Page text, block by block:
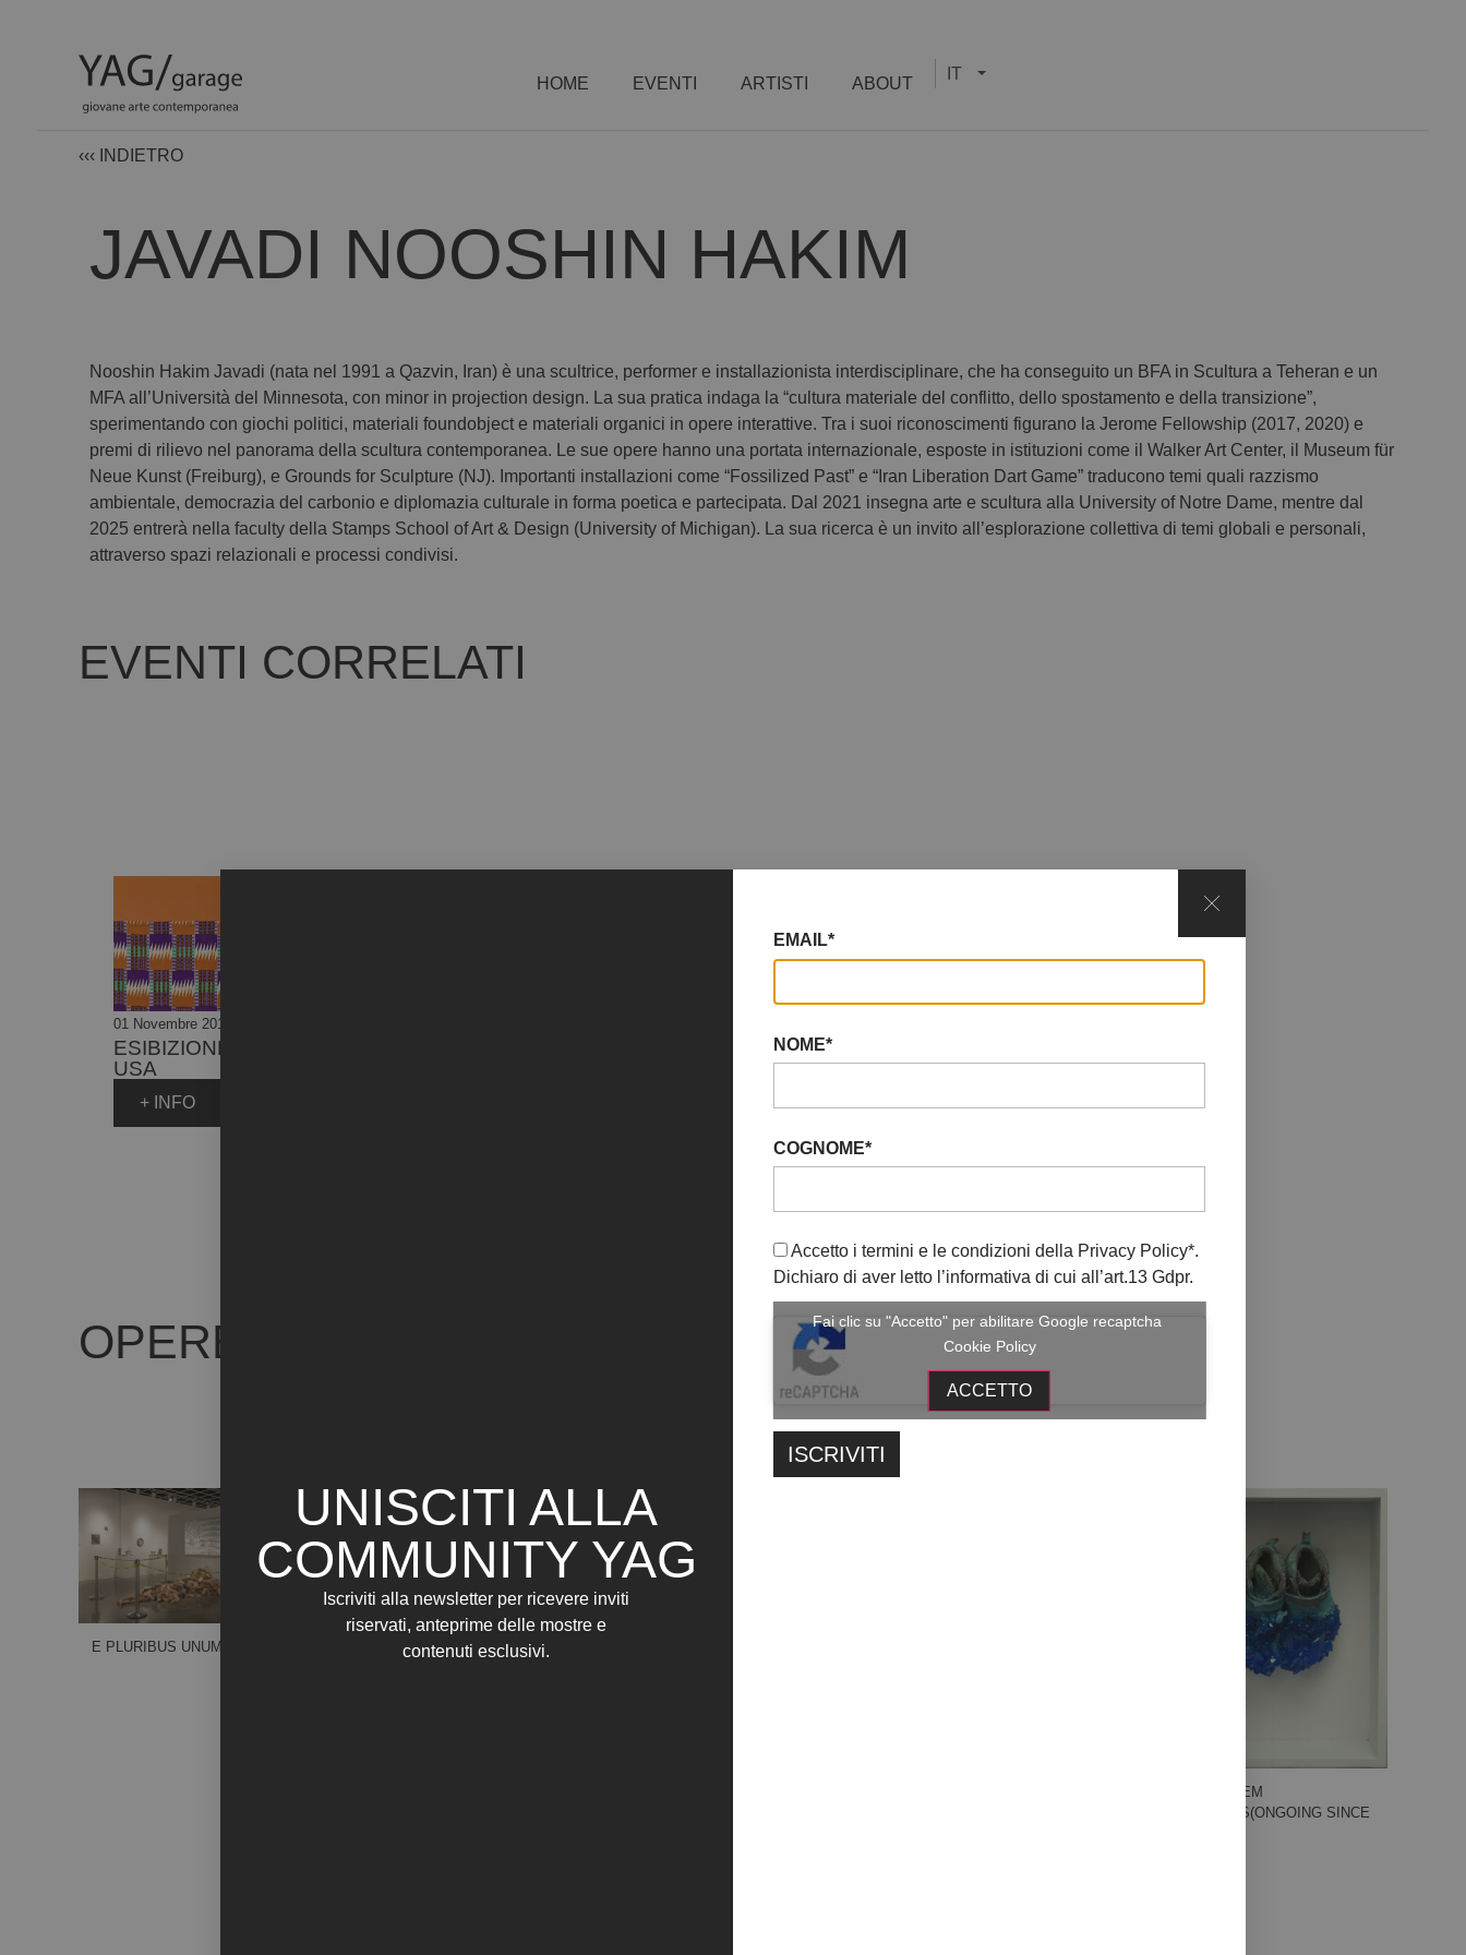
HOME EVENTI ARTISTI ABOUT
IT
‹‹‹ INDIETRO
JAVADI NOOSHIN HAKIM
Nooshin Hakim Javadi (nata nel 1991 a Qazvin, Iran) è una scultrice, performer e installazionista interdisciplinare, che ha conseguito un BFA in Scultura a Teheran e un
MFA all’Università del Minnesota, con minor in projection design. La sua pratica indaga la “cultura materiale del conflitto, dello spostamento e della transizione”,
sperimentando con giochi politici, materiali foundobject e materiali organici in opere interattive. Tra i suoi riconoscimenti figurano la Jerome Fellowship (2017, 2020) e
premi di rilievo nel panorama della scultura contemporanea. Le sue opere hanno una portata internazionale, esposte in istituzioni come il Walker Art Center, il Museum für
Neue Kunst (Freiburg), e Grounds for Sculpture (NJ). Importanti installazioni come “Fossilized Past” e “Iran Liberation Dart Game” traducono temi quali razzismo
ambientale, democrazia del carbonio e diplomazia culturale in forma poetica e partecipata. Dal 2021 insegna arte e scultura alla University of Notre Dame, mentre dal
2025 entrerà nella faculty della Stamps School of Art & Design (University of Michigan). La sua ricerca è un invito all’esplorazione collettiva di temi globali e personali,
attraverso spazi relazionali e processi condivisi.
EVENTI CORRELATI
01 Novembre 2019
ESIBIZIONE DI ARTISTI
USA
+ INFO
OPERE ARTISTA
E PLURIBUS UNUM (2017)
FOR THE COLOR OF A
REQUIEM
SERIES(ONGOING SINCE
UNISCITI ALLA
COMMUNITY YAG
Iscriviti alla newsletter per ricevere inviti
riservati, anteprime delle mostre e
contenuti esclusivi.
EMAIL*
NOME*
COGNOME*
Accetto i termini e le condizioni della Privacy Policy*.
Dichiaro di aver letto l’informativa di cui all’art.13 Gdpr.
Fai clic su "Accetto" per abilitare Google recaptcha
Cookie Policy
ACCETTO